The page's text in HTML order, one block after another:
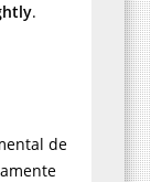
.
de